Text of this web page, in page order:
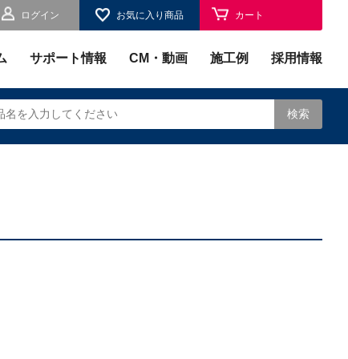
ログイン お気に入り商品 カート
サポート情報 CM・動画 施工例 採用情報
検索